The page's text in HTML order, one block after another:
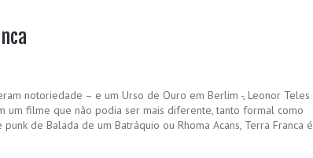
notoriedade – e um Urso de Ouro em Berlim -, Leonor Teles
um filme que não podia ser mais diferente, tanto formal como
de Balada de um Batráquio ou Rhoma Acans, Terra Franca é